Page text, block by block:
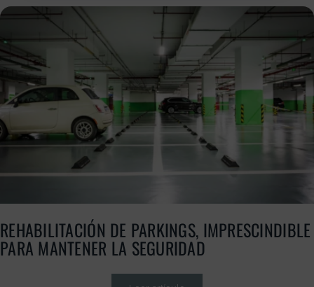
REHABILITACIÓN DE PARKINGS, IMPRESCINDIBLE
PARA MANTENER LA SEGURIDAD